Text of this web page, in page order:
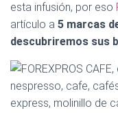
esta infusión, por eso
artículo a 5 marcas
descubriremos sus